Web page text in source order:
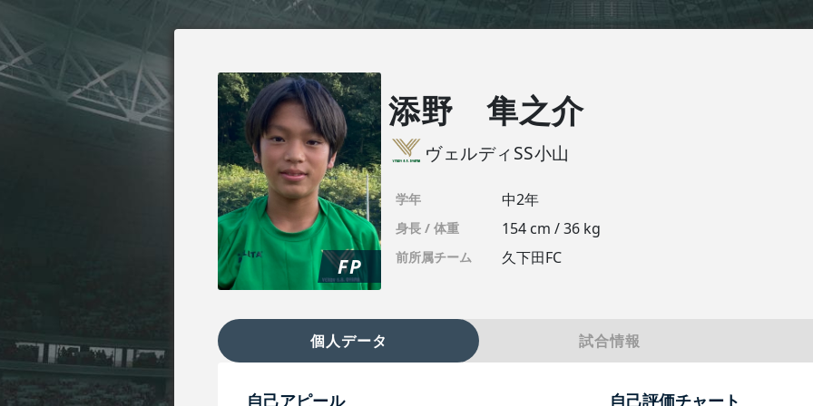
FP
添野 隼之介
ヴェルディSS小山
学年 中2年
身長 / 体重 154 cm / 36 kg
前所属チーム 久下田FC
個人データ 試合情報
自己アピール 自己評価チャート